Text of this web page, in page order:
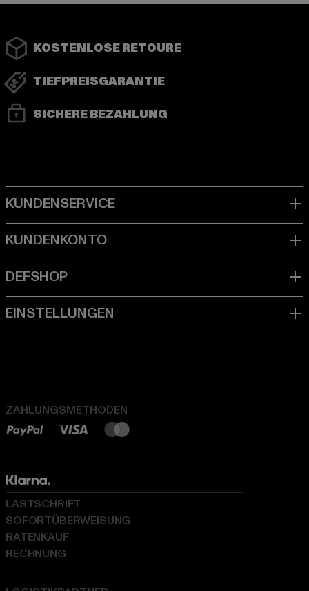
KOSTENLOSE RETOURE
TIEFPREISGARANTIE
SICHERE BEZAHLUNG
ZAHLUNGSMETHODEN
LASTSCHRIFT
SOFORTÜBERWEISUNG
RATENKAUF
RECHNUNG